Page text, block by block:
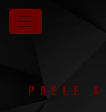
Panneau de gestion
Poele